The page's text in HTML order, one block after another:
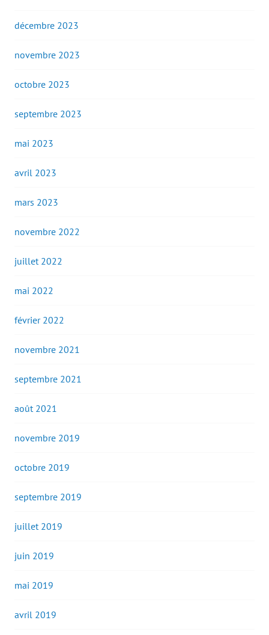
décembre 2023
novembre 2023
octobre 2023
septembre 2023
mai 2023
avril 2023
mars 2023
novembre 2022
juillet 2022
mai 2022
février 2022
novembre 2021
septembre 2021
août 2021
novembre 2019
octobre 2019
septembre 2019
juillet 2019
juin 2019
mai 2019
avril 2019